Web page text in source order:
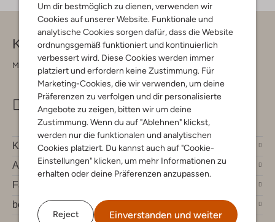
Um dir bestmöglich zu dienen, verwenden wir
Cookies auf unserer Website. Funktionale und
analytische Cookies sorgen dafür, dass die Website
ordnungsgemäß funktioniert und kontinuierlich
verbessert wird. Diese Cookies werden immer
platziert und erfordern keine Zustimmung. Für
Marketing-Cookies, die wir verwenden, um deine
Präferenzen zu verfolgen und dir personalisierte
Angebote zu zeigen, bitten wir um deine
Zustimmung. Wenn du auf "Ablehnen" klickst,
werden nur die funktionalen und analytischen
Cookies platziert. Du kannst auch auf "Cookie-
Einstellungen" klicken, um mehr Informationen zu
erhalten oder deine Präferenzen anzupassen.
Reject Einverstanden und weiter
Kontakt
Montag - Freitag 09:00 - 17:00 uur
Kundenservice
Account
Fashion News
bei Omoda